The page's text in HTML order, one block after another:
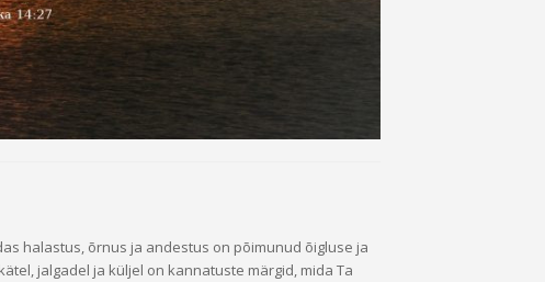
halastus, õrnus ja andestus on põimunud õigluse ja
jalgadel ja küljel on kannatuste märgid, mida Ta